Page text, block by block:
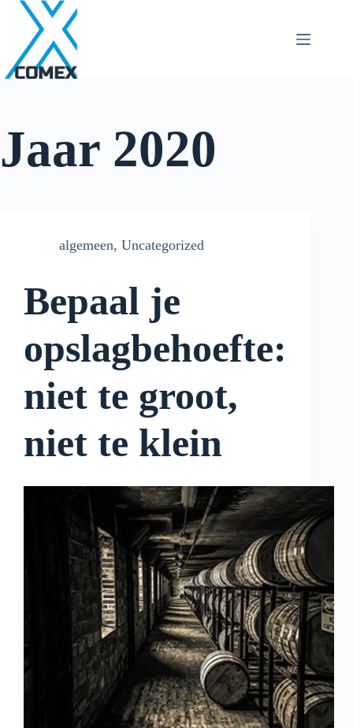
Jaar 2020
algemeen, Uncategorized
Bepaal je
opslagbehoefte:
niet te groot,
niet te klein